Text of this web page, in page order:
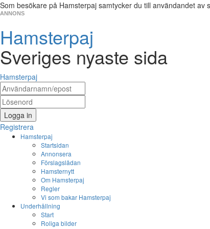
Som besökare på Hamsterpaj samtycker du till användandet av
ANNONS
Hamsterpaj
Sveriges nyaste sida
Hamsterpaj
Logga in
Registrera
Hamsterpaj
Startsidan
Annonsera
Förslagslådan
Hamsternytt
Om Hamsterpaj
Regler
Vi som bakar Hamsterpaj
Underhållning
Start
Roliga bilder